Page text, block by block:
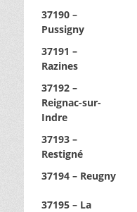
37190 –
Pussigny
37191 –
Razines
37192 –
Reignac-sur-
Indre
37193 –
Restigné
37194 – Reugny
37195 – La